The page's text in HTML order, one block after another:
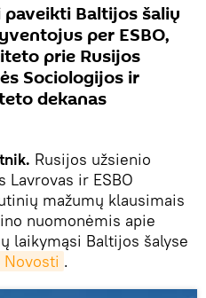
Baltijos šalių
per ESBO,
prie Rusijos
Sociologijos ir
dekanas
Rusijos užsienio
ir ESBO
mažumų klausimais
nuomonėmis apie
laikymąsi Baltijos šalyse
Novosti .